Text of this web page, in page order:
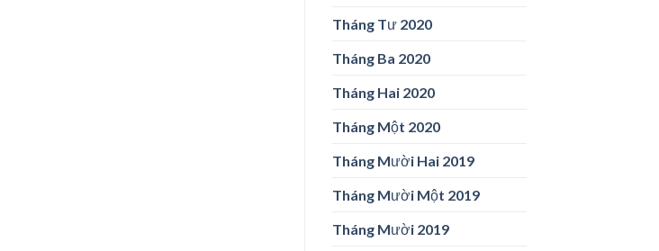
Tháng Tư 2020
Tháng Ba 2020
Tháng Hai 2020
Tháng Một 2020
Tháng Mười Hai 2019
Tháng Mười Một 2019
Tháng Mười 2019